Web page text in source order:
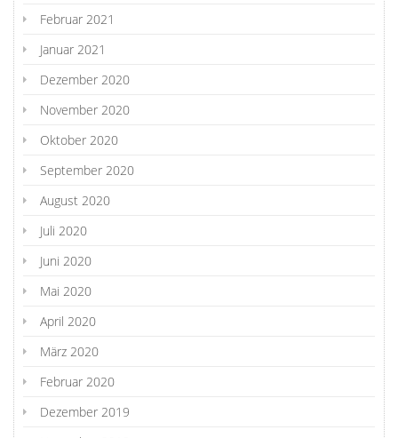
Februar 2021
Januar 2021
Dezember 2020
November 2020
Oktober 2020
September 2020
August 2020
Juli 2020
Juni 2020
Mai 2020
April 2020
März 2020
Februar 2020
Dezember 2019